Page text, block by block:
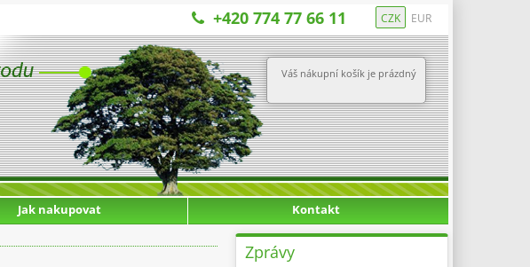
CZK EUR
+420 774 77 66 11
Váš nákupní košík je prázdný
Jak nakupovat Kontakt
Zprávy